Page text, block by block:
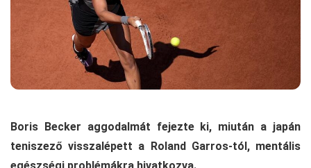
Boris Becker aggodalmát fejezte ki, miután a japán
teniszező visszalépett a Roland Garros-tól, mentális